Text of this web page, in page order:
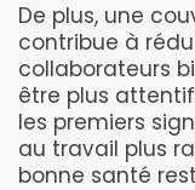
De plus, une
contribue à
collaborateurs
être plus
les premiers
au travail plus
bonne santé